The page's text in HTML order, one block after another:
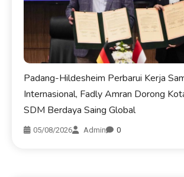
Padang-Hildesheim Perbarui Kerja
Internasional, Fadly Amran Dorong
SDM Berdaya Saing Global
05/08/2026 Admin 0